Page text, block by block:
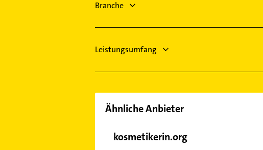
Branche
Leistungsumfang
Ähnliche Anbieter
kosmetikerin.org